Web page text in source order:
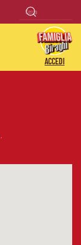
ACCEDI
.